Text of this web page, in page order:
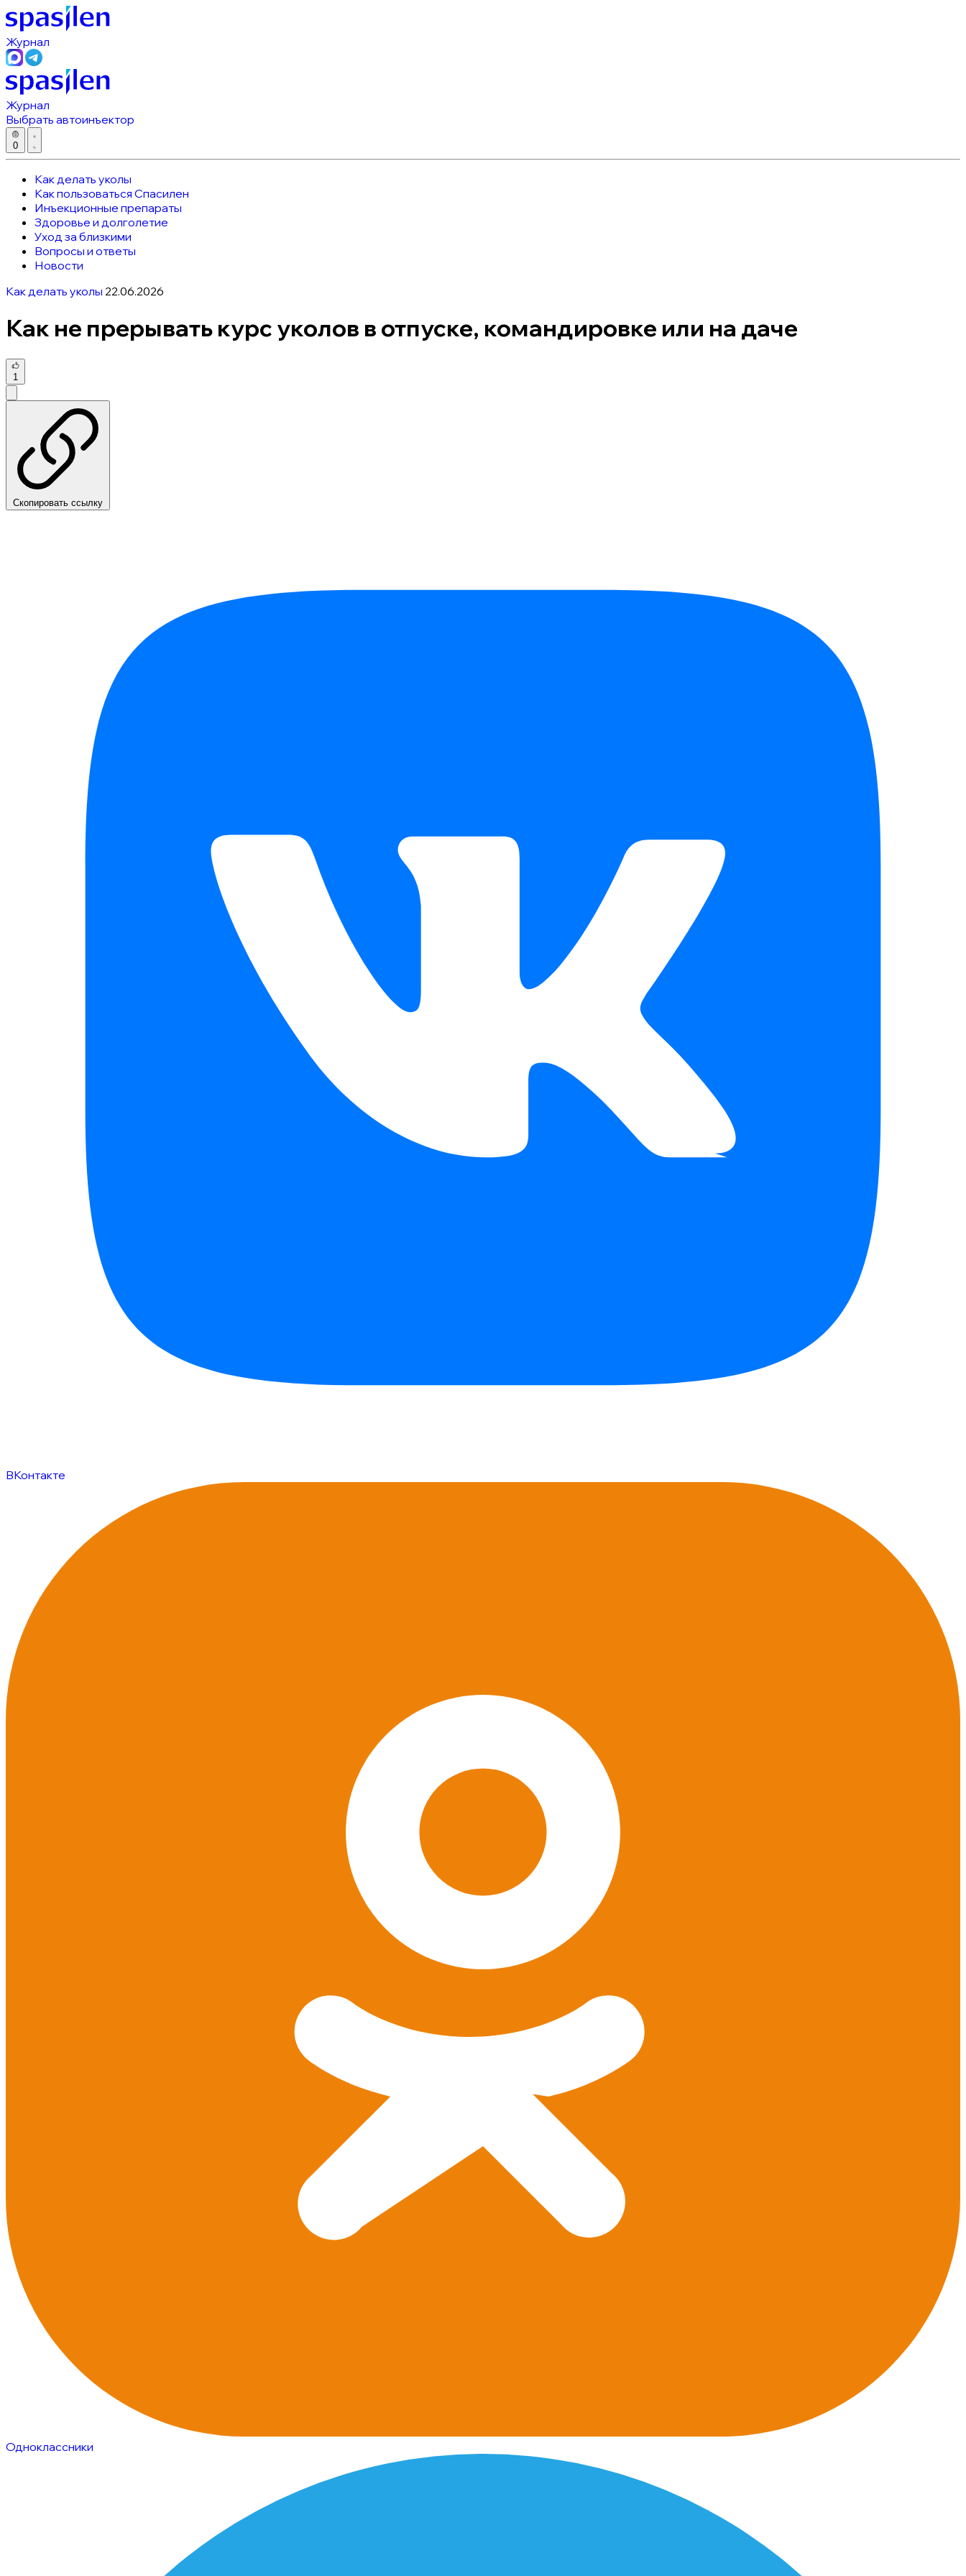
Журнал
Журнал
Выбрать автоинъектор
0
Как делать уколы
Как пользоваться Спасилен
Инъекционные препараты
Здоровье и долголетие
Уход за близкими
Вопросы и ответы
Новости
Как делать уколы 22.06.2026
Как не прерывать курс уколов в отпуске, командировке или на даче
1
Скопировать ссылку
ВКонтакте
Одноклассники